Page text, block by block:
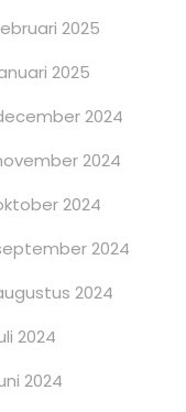
2025
2025
2024
2024
2024
2024
2024
2024
2024